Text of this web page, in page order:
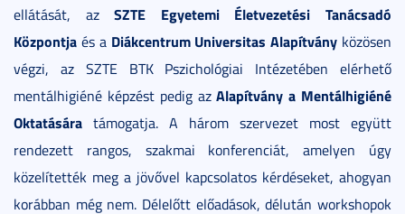
ellátását, azSZTE Egyetemi Életvezetési Tanácsadó
Központja és a Diákcentrum Universitas Alapítvány közösen
végzi, az SZTE BTK Pszichológiai Intézetében elérhető
mentálhigiéné képzést pedig azAlapítvány a Mentálhigiéné
Oktatására támogatja. A három szervezet most együtt
rendezett rangos, szakmai konferenciát, amelyen úgy
közelítették meg a jövővel kapcsolatos kérdéseket, ahogyan
korábban még nem. Délelőtt előadások, délután workshopok